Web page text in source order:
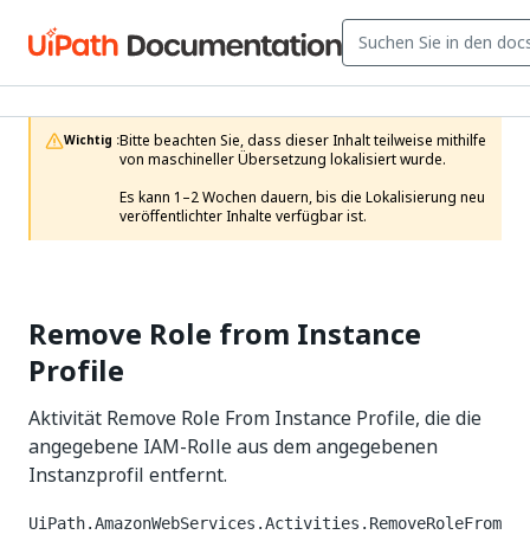
Wichtig :Bitte beachten Sie, dass dieser Inhalt teilweise mithilfe
von maschineller Übersetzung lokalisiert wurde.
Es kann 1–2 Wochen dauern, bis die Lokalisierung neu
veröffentlichter Inhalte verfügbar ist.
Remove Role from Instance
Profile
Aktivität Remove Role From Instance Profile, die die
angegebene IAM-Rolle aus dem angegebenen
Instanzprofil entfernt.
UiPath.AmazonWebServices.Activities.RemoveRoleFrom